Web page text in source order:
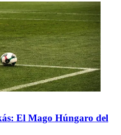
El Mago Húngaro del